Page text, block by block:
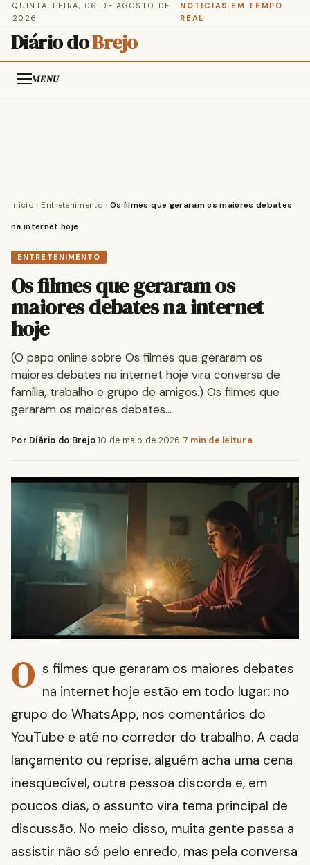
QUINTA-FEIRA, 06 DE AGOSTO DE
2026
NOTICIAS EM TEMPO
REAL
Diário doBrejo
MENU
Início › Entretenimento › Os filmes que geraram os maiores debates
na internet hoje
ENTRETENIMENTO
Os filmes que geraram os
maiores debates na internet
hoje
(O papo online sobre Os filmes que geraram os
maiores debates na internet hoje vira conversa de
família, trabalho e grupo de amigos.) Os filmes que
geraram os maiores debates…
Por Diário do Brejo·10 de maio de 2026·7 min de leitura
O s filmes que geraram os maiores debates
na internet hoje estão em todo lugar: no
grupo do WhatsApp, nos comentários do
YouTube e até no corredor do trabalho. A cada
lançamento ou reprise, alguém acha uma cena
inesquecível, outra pessoa discorda e, em
poucos dias, o assunto vira tema principal de
discussão. No meio disso, muita gente passa a
assistir não só pelo enredo, mas pela conversa